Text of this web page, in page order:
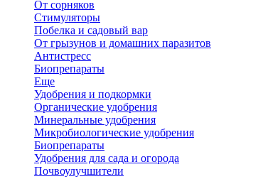
От сорняков
Стимуляторы
Побелка и садовый вар
От грызунов и домашних паразитов
Антистресс
Биопрепараты
Еще
Удобрения и подкормки
Органические удобрения
Минеральные удобрения
Микробиологические удобрения
Биопрепараты
Удобрения для сада и огорода
Почвоулучшители